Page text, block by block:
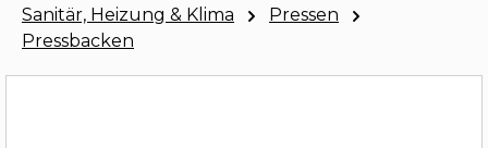
Sanitär, Heizung & Klima
Pressen
Pressbacken